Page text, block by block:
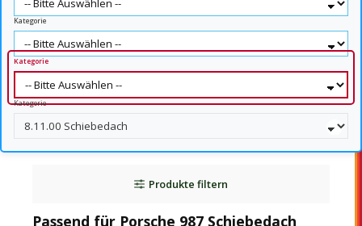
Kategorie
Kategorie
Kategorie
Produkte filtern
Passend für Porsche 987 Schiebedach